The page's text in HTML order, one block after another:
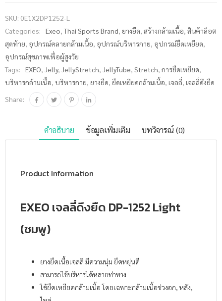
SKU: 0E1X2DP1252-L
Categories:
Exeo,Thai Sports Brand, ยางยืด, สร้างกล้ามเนื้อ, สินค้าล็อต
สุดท้าย, อุปกรณ์คลายกล้ามเนื้อ, อุปกรณ์บริหารกาย, อุปกรณ์ยืดเหยียด,
อุปกรณ์สุขภาพเพื่อผู้สูงวัย
Tags:
EXEO, Jelly, JellyStretch, JellyTube, Stretch, การยืดเหยียด,
บริหารกล้ามเนื้อ, บริหารกาย, ยางยืด, ยืดเหยียดกล้ามเนื้อ, เจลลี่, เจลลี่ดึงยืด
Share:
คำอธิบาย ข้อมูลเพิ่มเติม บทวิจารณ์ (0)
Product Information
EXEO เจลลี่ดึงยืด DP-1252 Light
(ชมพู)
ยางยืดเนื้อเจลลี่ มีความนุ่ม ยืดหยุ่นดี
สามารถใช้บริหารได้หลายท่าทาง
ใช้ยืดเหยียดกล้ามเนื้อ โดยเฉพาะกล้ามเนื้อช่วงอก, หลัง,